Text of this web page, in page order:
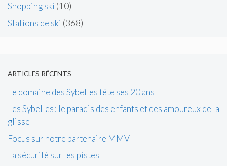
Shopping ski (10)
Stations de ski (368)
ARTICLES RÉCENTS
Le domaine des Sybelles fête ses 20 ans
Les Sybelles : le paradis des enfants et des amoureux de la
glisse
Focus sur notre partenaire MMV
La sécurité sur les pistes